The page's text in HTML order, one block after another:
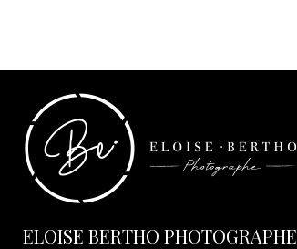
ELOISE BERTHO PHOTOGRAPHE